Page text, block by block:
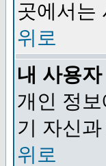
곳에서는
위로
내 사용
개인 정보
기 자신
위로